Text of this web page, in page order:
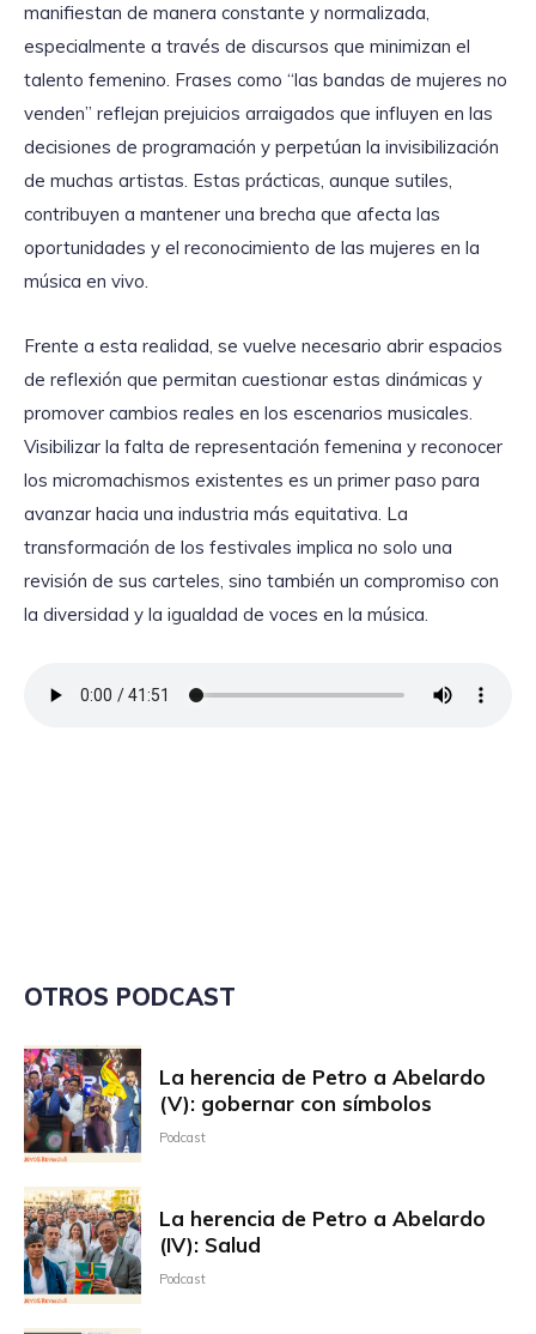
manifiestan de manera constante y normalizada,
especialmente a través de discursos que minimizan el
talento femenino. Frases como “las bandas de mujeres no
venden” reflejan prejuicios arraigados que influyen en las
decisiones de programación y perpetúan la invisibilización
de muchas artistas. Estas prácticas, aunque sutiles,
contribuyen a mantener una brecha que afecta las
oportunidades y el reconocimiento de las mujeres en la
música en vivo.
Frente a esta realidad, se vuelve necesario abrir espacios
de reflexión que permitan cuestionar estas dinámicas y
promover cambios reales en los escenarios musicales.
Visibilizar la falta de representación femenina y reconocer
los micromachismos existentes es un primer paso para
avanzar hacia una industria más equitativa. La
transformación de los festivales implica no solo una
revisión de sus carteles, sino también un compromiso con
la diversidad y la igualdad de voces en la música.
OTROS PODCAST
La herencia de Petro a Abelardo
(V): gobernar con símbolos
Podcast
La herencia de Petro a Abelardo
(IV): Salud
Podcast